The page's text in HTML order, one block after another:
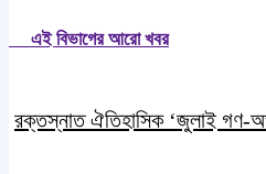
এই বিভাগের আরো খবর
রক্তস্নাত ঐতিহাসিক ‌‘জুলাই গণ-